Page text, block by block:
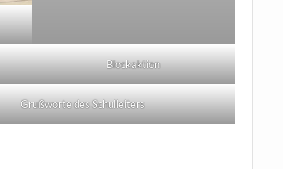
Blockaktion
Grußworte des Schulleiters